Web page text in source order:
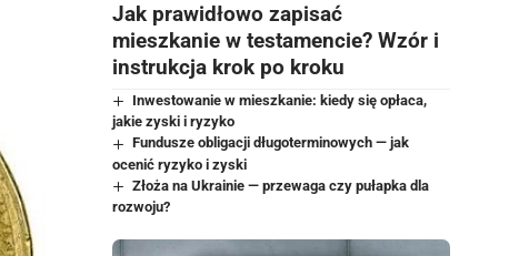
Jak prawidłowo zapisać
mieszkanie w testamencie? Wzór i
instrukcja krok po kroku
Inwestowanie w mieszkanie: kiedy się opłaca,
jakie zyski i ryzyko
Fundusze obligacji długoterminowych — jak
ocenić ryzyko i zyski
Złoża na Ukrainie — przewaga czy pułapka dla
rozwoju?